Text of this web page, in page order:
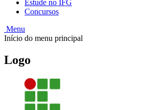
Estude no IFG
Concursos
Menu
Início do menu principal
Logo